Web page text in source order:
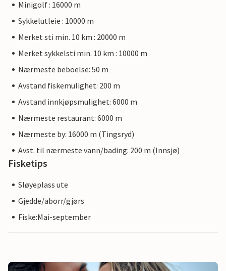
Minigolf : 16000 m
Sykkelutleie : 10000 m
Merket sti min. 10 km : 20000 m
Merket sykkelsti min. 10 km : 10000 m
Nærmeste beboelse: 50 m
Avstand fiskemulighet: 200 m
Avstand innkjøpsmulighet: 6000 m
Nærmeste restaurant: 6000 m
Nærmeste by: 16000 m (Tingsryd)
Avst. til nærmeste vann/bading: 200 m (Innsjø)
Fisketips
Sløyeplass ute
Gjedde/aborr/gjørs
Fiske:Mai-september